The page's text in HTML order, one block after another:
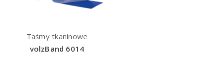
Taśmy tkaninowe
volzBand 6014